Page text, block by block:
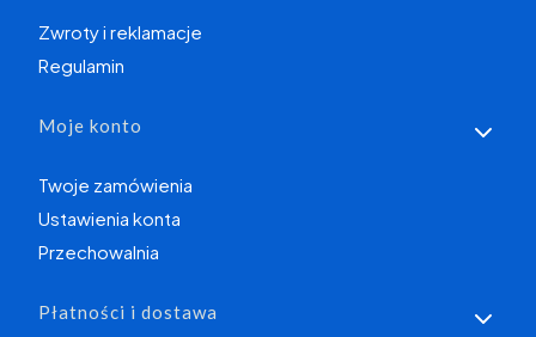
Zwroty i reklamacje
Regulamin
Moje konto
Twoje zamówienia
Ustawienia konta
Przechowalnia
Płatności i dostawa